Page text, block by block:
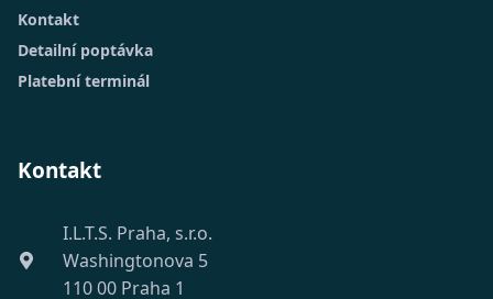
Kontakt
Detailní poptávka
Platební terminál
Kontakt
I.L.T.S. Praha, s.r.o.
Washingtonova 5
110 00 Praha 1